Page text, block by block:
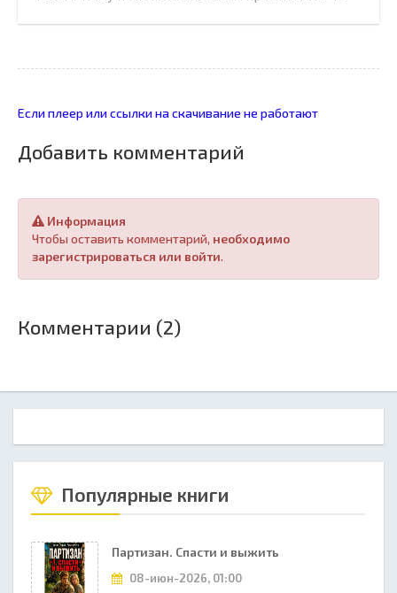
Если плеер или ссылки на скачивание не работают
Добавить комментарий
Информация
Чтобы оставить комментарий, необходимо
зарегистрироваться или войти.
Комментарии (2)
Популярные книги
Партизан. Спасти и выжить
08-июн-2026, 01:00